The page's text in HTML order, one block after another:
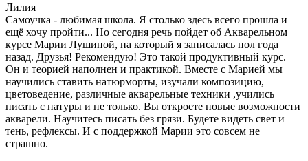
Лилия
Самоучка - любимая школа. Я столько здесь всего прошла и
ещё хочу пройти... Но сегодня речь пойдет об Акварельном
курсе Марии Лушиной, на который я записалась пол года
назад. Друзья! Рекомендую! Это такой продуктивный курс.
Он и теорией наполнен и практикой. Вместе с Марией мы
научились ставить натюрморты, изучали композицию,
цветоведение, различные акварельные техники ,учились
писать с натуры и не только. Вы откроете новые возможности
акварели. Научитесь писать без грязи. Будете видеть свет и
тень, рефлексы. И с поддержкой Марии это совсем не
страшно.